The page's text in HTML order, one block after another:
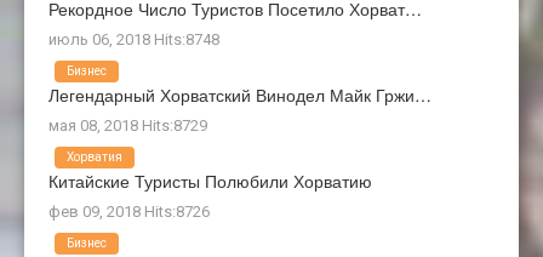
Рекордное Число Туристов Посетило Хорват…
июль 06, 2018 Hits:8748
Легендарный Хорватский Винодел Майк Гржи…
мая 08, 2018 Hits:8729
Бизнес
Китайские Туристы Полюбили Хорватию
фев 09, 2018 Hits:8726
Хорватия
Бизнес